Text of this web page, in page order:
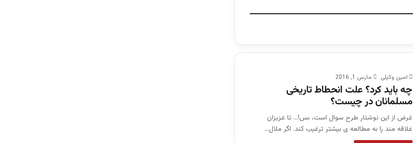
امین وکیلی مارس 1, 2016
چه باید کرد؟ علت انحطاط تاریخی
مسلمانان در چیست؟
غرض از این نوشتار طرح سوال است، بس!… تا عزیزان
علاقه مند را به مطالعه ی بیشتر ترغیب کند. اگر ملال…